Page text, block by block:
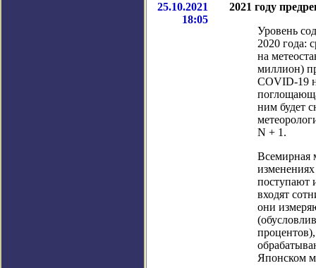
25.10.2021
18:05
2021 году
Уровень
2020 года:
на
миллион)
COVID-19
ним будет
N + 1.
Всемирная
поступают
входят
они
Японском